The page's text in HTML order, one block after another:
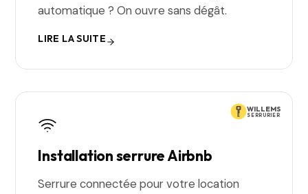
automatique ? On ouvre sans dégât.
LIRE LA SUITE
WILLEMS
SERRURIER
Installation serrure Airbnb
Serrure connectée pour votre location